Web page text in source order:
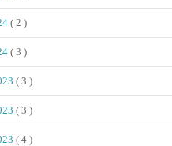
( 2 )
( 3 )
( 3 )
( 3 )
( 4 )